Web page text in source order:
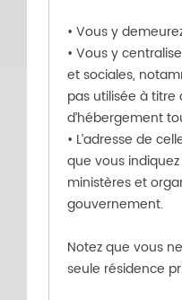
• Vous y
• Vous y
et sociales,
pas utilisée à titre
d’hébergement
• L’adresse de
que vous
ministères et
gouvernement.
Notez que vous
seule résidence